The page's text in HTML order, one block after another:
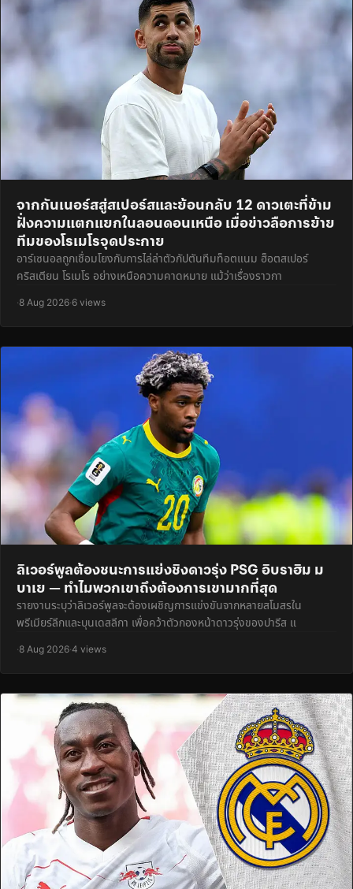
จากกันเนอร์สสู่สเปอร์สและย้อนกลับ 12 ดาวเตะที่ข้าม
ฝั่งความแตกแยกในลอนดอนเหนือ เมื่อข่าวลือการย้าย
ทีมของโรเมโรจุดประกาย
อาร์เซนอลถูกเชื่อมโยงกับการไล่ล่าตัวกัปตันทีมท็อตแนม ฮ็อตสเปอร์
คริสเตียน โรเมโร อย่างเหนือความคาดหมาย แม้ว่าเรื่องราวกา
·8 Aug 2026·6 views
ลิเวอร์พูลต้องชนะการแย่งชิงดาวรุ่ง PSG อิบราฮิม ม
บาเย — ทำไมพวกเขาถึงต้องการเขามากที่สุด
รายงานระบุว่าลิเวอร์พูลจะต้องเผชิญการแข่งขันจากหลายสโมสรใน
พรีเมียร์ลีกและบุนเดสลีกา เพื่อคว้าตัวกองหน้าดาวรุ่งของปารีส แ
·8 Aug 2026·4 views